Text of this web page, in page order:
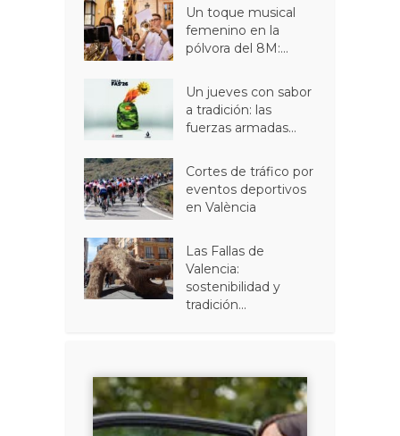
Un toque musical
femenino en la
pólvora del 8M:...
Un jueves con sabor
a tradición: las
fuerzas armadas...
Cortes de tráfico por
eventos deportivos
en València
Las Fallas de
Valencia:
sostenibilidad y
tradición...